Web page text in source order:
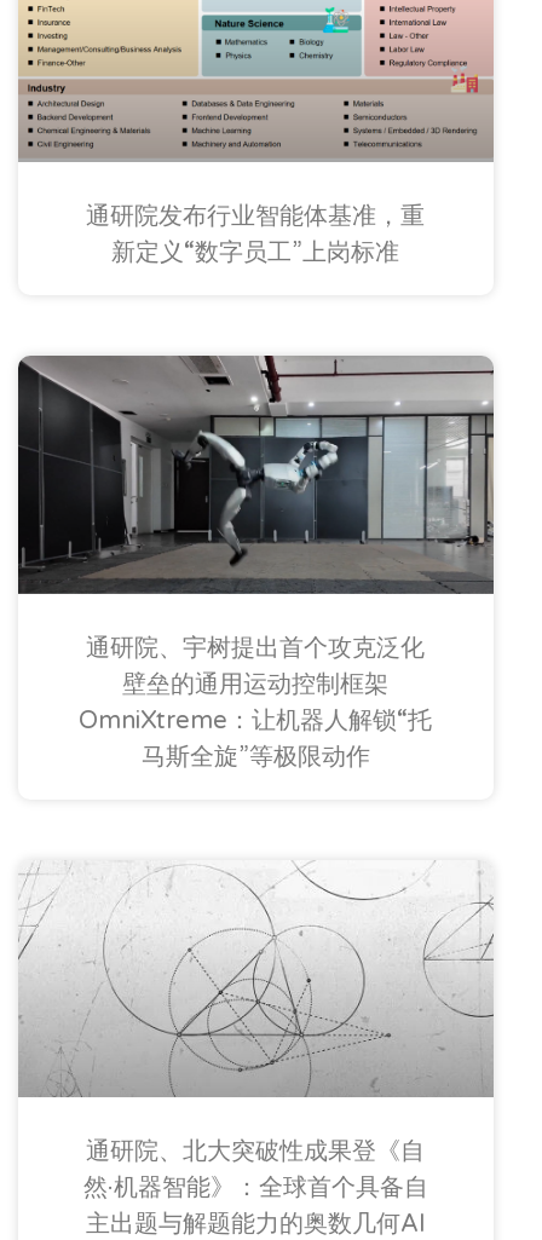
通研院发布行业智能体基准，重
新定义“数字员工”上岗标准
通研院、宇树提出首个攻克泛化
壁垒的通用运动控制框架
OmniXtreme：让机器人解锁“托
马斯全旋”等极限动作
通研院、北大突破性成果登《自
然·机器智能》：全球首个具备自
主出题与解题能力的奥数几何AI